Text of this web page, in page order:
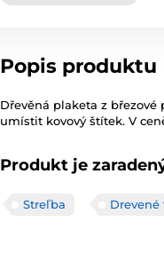
Popis produktu
Dřevěná plaketa z
umístit kovový štítek. V
Produkt je
Streľba Drevené